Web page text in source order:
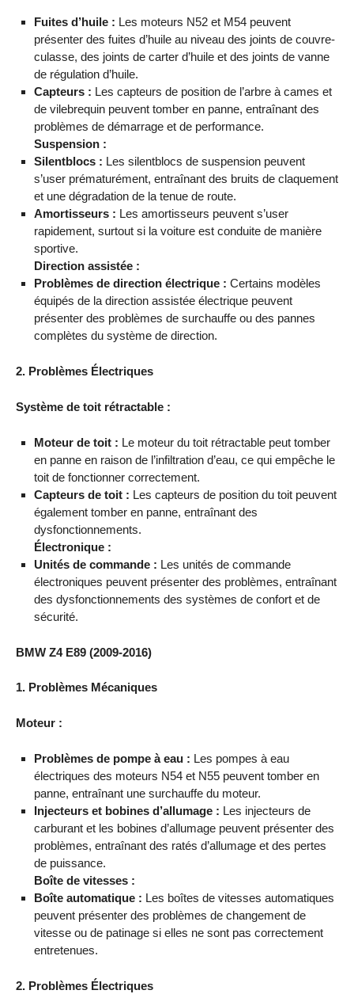
Fuites d’huile : Les moteurs N52 et M54 peuvent
présenter des fuites d’huile au niveau des joints de couvre-
culasse, des joints de carter d’huile et des joints de vanne
de régulation d’huile.
Capteurs : Les capteurs de position de l’arbre à cames et
de vilebrequin peuvent tomber en panne, entraînant des
problèmes de démarrage et de performance.
Suspension :
Silentblocs : Les silentblocs de suspension peuvent
s’user prématurément, entraînant des bruits de claquement
et une dégradation de la tenue de route.
Amortisseurs : Les amortisseurs peuvent s’user
rapidement, surtout si la voiture est conduite de manière
sportive.
Direction assistée :
Problèmes de direction électrique : Certains modèles
équipés de la direction assistée électrique peuvent
présenter des problèmes de surchauffe ou des pannes
complètes du système de direction.
2. Problèmes Électriques
Système de toit rétractable :
Moteur de toit : Le moteur du toit rétractable peut tomber
en panne en raison de l’infiltration d’eau, ce qui empêche le
toit de fonctionner correctement.
Capteurs de toit : Les capteurs de position du toit peuvent
également tomber en panne, entraînant des
dysfonctionnements.
Électronique :
Unités de commande : Les unités de commande
électroniques peuvent présenter des problèmes, entraînant
des dysfonctionnements des systèmes de confort et de
sécurité.
BMW Z4 E89 (2009-2016)
1. Problèmes Mécaniques
Moteur :
Problèmes de pompe à eau : Les pompes à eau
électriques des moteurs N54 et N55 peuvent tomber en
panne, entraînant une surchauffe du moteur.
Injecteurs et bobines d’allumage : Les injecteurs de
carburant et les bobines d’allumage peuvent présenter des
problèmes, entraînant des ratés d’allumage et des pertes
de puissance.
Boîte de vitesses :
Boîte automatique : Les boîtes de vitesses automatiques
peuvent présenter des problèmes de changement de
vitesse ou de patinage si elles ne sont pas correctement
entretenues.
2. Problèmes Électriques